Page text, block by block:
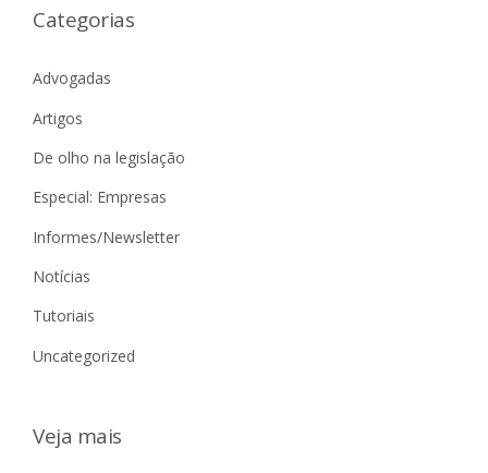
Categorias
Advogadas
Artigos
De olho na legislação
Especial: Empresas
Informes/Newsletter
Notícias
Tutoriais
Uncategorized
Veja mais